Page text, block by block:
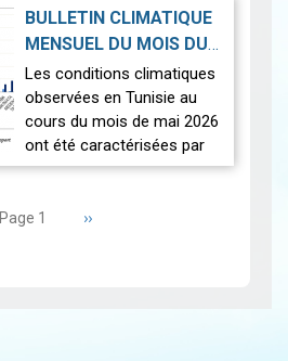
avec un léger excédent
thermique de +0,3 °c
Nous r…
BULLETIN CLIMATIQUE
MENSUEL DU MOIS DU
MAI 2026|2026-06-17
Les conditions climatiques
observées en Tunisie au
cours du mois de mai 2026
ont été caractérisées par
des températures proches
répartition spatiale
Page 1 Page
››